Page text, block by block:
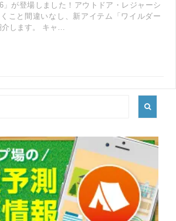
」が登場しました！アウトドア・レジャーシ
こと間違いなし、新アイテム「ワイルダー
介します。 キャ…